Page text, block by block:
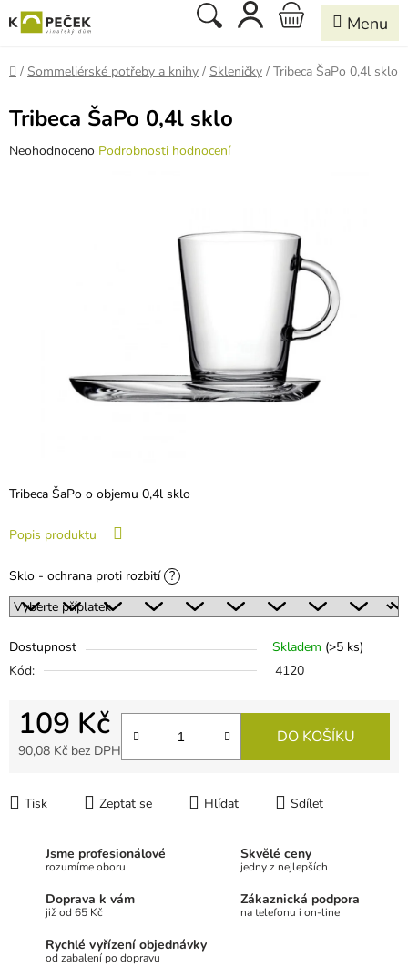
na
obsah
Hledat
NÁKUPNÍ
KOŠÍK
Domů
/ Sommeliérské potřeby a knihy / Skleničky / Tribeca ŠaPo 0,4l sklo
Tribeca ŠaPo o objemu 0,4l sklo
Popis produktu
Sklo - ochrana proti rozbití ?
Dostupnost Skladem (>5 ks)
Kód:
4120
109 Kč
90,08 Kč bez DPH
DO KOŠÍKU
Tisk Zeptat se Hlídat Sdílet
Tribeca ŠaPo 0,4l sklo
Průměrné
Neohodnoceno Podrobnosti hodnocení
Jsme profesionálové
rozumíme oboru
Skvělé ceny
jedny z nejlepších
Doprava k vám
již od 65 Kč
Zákaznická podpora
na telefonu i on-line
Rychlé vyřízení objednávky
od zabalení po dopravu